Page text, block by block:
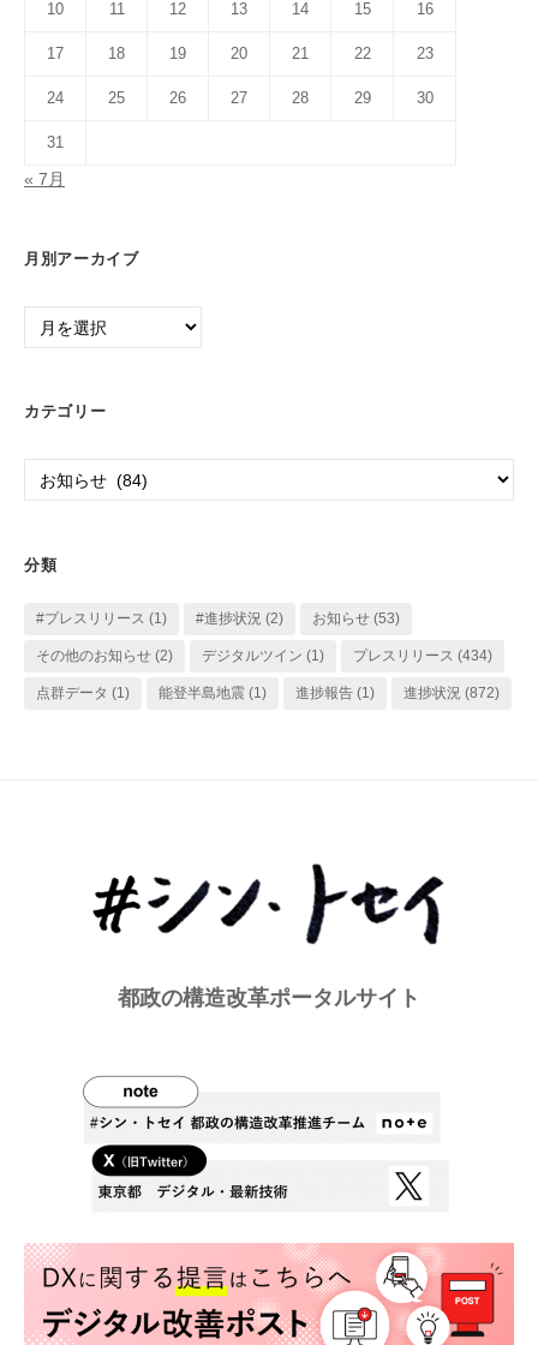
10 11 12 13 14 15 16
17 18 19 20 21 22 23
24 25 26 27 28 29 30
31
« 7月
月別アーカイブ
月
カ
カテゴリー
カ
ー
分類
#プレスリリース (1) #進捗状況 (2) お知らせ (53)
その他のお知らせ (2) デジタルツイン (1) プレスリリース (434)
点群データ (1) 能登半島地震 (1) 進捗報告 (1) 進捗状況 (872)
都政の構造改革ポータルサイト